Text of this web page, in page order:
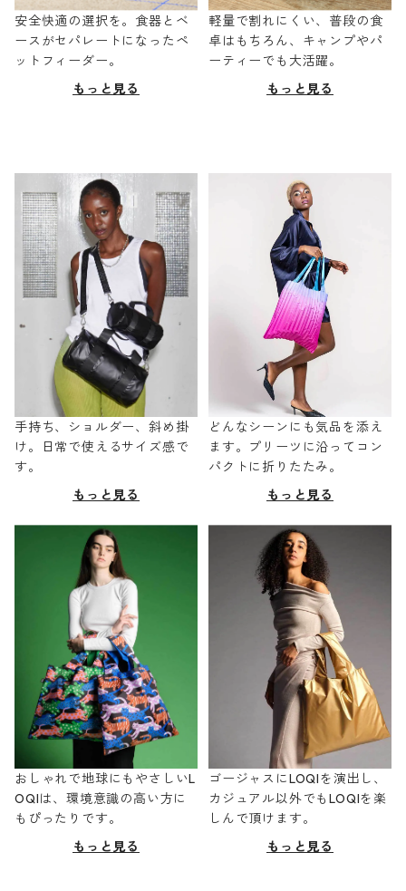
安全快適の選択を。食器とベ
ースがセパレートになったペ
ットフィーダー。
もっと見る
軽量で割れにくい、普段の食
卓はもちろん、キャンプやパ
ーティーでも大活躍。
もっと見る
手持ち、ショルダー、斜め掛
け。日常で使えるサイズ感で
す。
もっと見る
どんなシーンにも気品を添え
ます。プリーツに沿ってコン
パクトに折りたたみ。
もっと見る
おしゃれで地球にもやさしいL
OQIは、環境意識の高い方に
もぴったりです。
もっと見る
ゴージャスにLOQIを演出し、
カジュアル以外でもLOQIを楽
しんで頂けます。
もっと見る